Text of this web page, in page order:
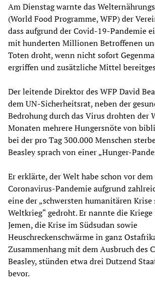
Am Dienstag warnte das
(World Food Programme, WFP) der
dass aufgrund der Covid-19-Pandemie
mit hunderten Millionen Betroffenen
Toten droht, wenn nicht sofort
ergriffen und zusätzliche Mittel
Der leitende Direktor des WFP David
dem UN-Sicherheitsrat, neben der
Bedrohung durch das Virus drohten der
Monaten mehrere Hungersnöte von
bei der pro Tag 300.000 Menschen
Beasley sprach von einer „Hunger-
Er erklärte, der Welt habe schon vor
Coronavirus-Pandemie aufgrund
eine der „schwersten humanitären
Weltkrieg“ gedroht. Er nannte die
Jemen, die Krise im Südsudan sowie
Heuschreckenschwärme in ganz
Zusammenhang mit dem Ausbruch des
Beasley, stünden etwa drei Dutzend
bevor.